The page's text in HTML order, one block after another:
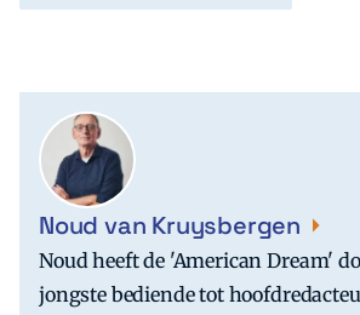
Noud van Kruysbergen
Noud heeft de 'American Dream'
jongste bediende tot